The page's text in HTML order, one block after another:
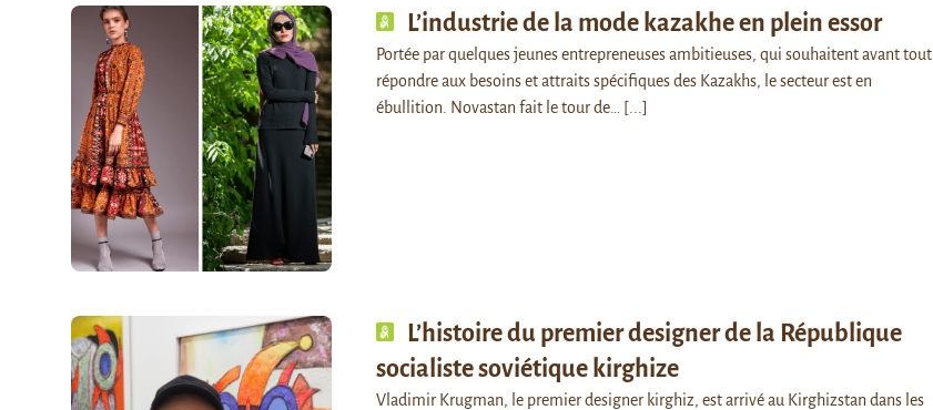
L’industrie de la mode kazakhe en plein essor
Portée par quelques jeunes entrepreneuses ambitieuses, qui souhaitent avant tout
répondre aux besoins et attraits spécifiques des Kazakhs, le secteur est en
ébullition. Novastan fait le tour de…
[...]
L’histoire du premier designer de la République
socialiste soviétique kirghize
Vladimir Krugman, le premier designer kirghiz, est arrivé au Kirghizstan dans les